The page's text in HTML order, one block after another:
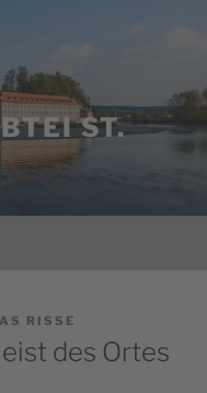
ST.
RISSE
des Ortes